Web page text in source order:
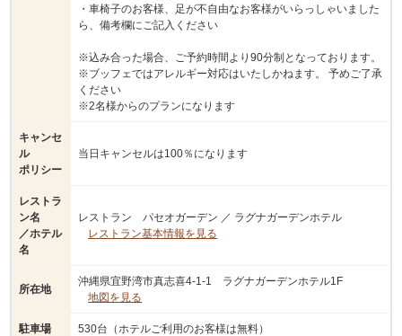
・車椅子のお客様、足が不自由なお客様がいらっしゃいました
ら、備考欄にご記入ください
※込み合った場合、ご予約時間より90分制となっております。
※ブッフェではアレルギー対応はいたしかねます。 予めご了承
ください
※2名様からのプランになります
キャンセ
ル
ポリシー
当日キャンセルは100％になります
レストラ
ン名
／ホテル
名
レストラン パセオガーデン ／ ラグナガーデンホテル
レストラン基本情報を見る
所在地
沖縄県宜野湾市真志喜4-1-1 ラグナガーデンホテル1F
地図を見る
駐車場 530台（ホテルご利用のお客様は無料）